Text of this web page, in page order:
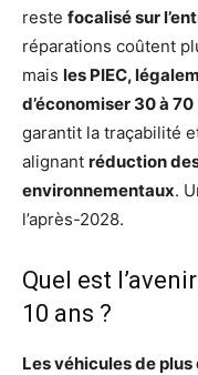
reste focalisé sur
réparations coûtent
mais les PIEC,
d’économiser 30 à 70
garantit la traçabilité
alignant réduction
environnementaux.
l’après-2028.
Quel est
10 ans ?
Les véhicules de